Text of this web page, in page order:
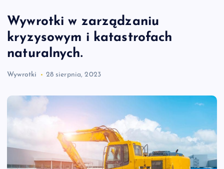
Wywrotki w zarządzaniu
kryzysowym i katastrofach
naturalnych.
Wywrotki 28 sierpnia, 2023